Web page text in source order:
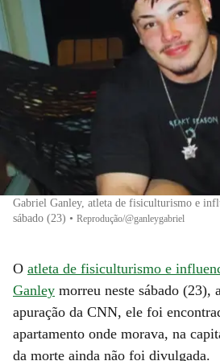
Gabriel Ganley, atleta de fisiculturismo e
sábado (23) • Reprodução/@ganleygabriel
O atleta de fisiculturismo e
Ganley morreu neste sábado (23),
apuração da CNN, ele foi
apartamento onde morava, na
da morte ainda não foi divulgada.